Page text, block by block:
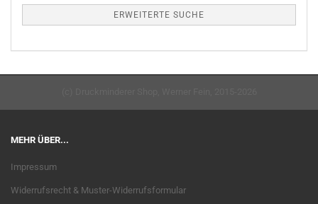
ERWEITERTE SUCHE
MEHR ÜBER...
Impressum
Widerrufsrecht & Muster-Widerrufsformular